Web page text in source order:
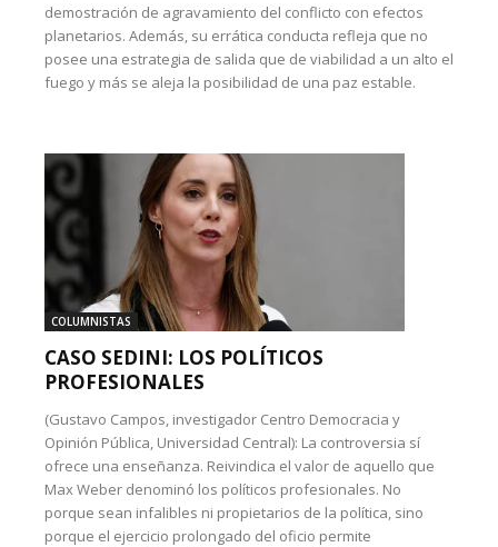
demostración de agravamiento del conflicto con efectos
planetarios. Además, su errática conducta refleja que no
posee una estrategia de salida que de viabilidad a un alto el
fuego y más se aleja la posibilidad de una paz estable.
COLUMNISTAS
CASO SEDINI: LOS POLÍTICOS
PROFESIONALES
(Gustavo Campos, investigador Centro Democracia y
Opinión Pública, Universidad Central): La controversia sí
ofrece una enseñanza. Reivindica el valor de aquello que
Max Weber denominó los políticos profesionales. No
porque sean infalibles ni propietarios de la política, sino
porque el ejercicio prolongado del oficio permite